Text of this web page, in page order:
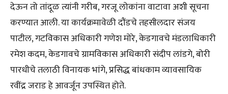
देऊन तो तांदूळ त्यांनी गरीब, गरजू लोकांना वाटावा अशी सूचना
करण्यात आली. या कार्यक्रमावेळी दौंडचे तहसीलदार संजय
पाटील, गटविकास अधिकारी गणेश मोरे, केडगावचे मंडलाधिकारी
रमेश कदम, केडगावचे ग्रामविकास अधिकारी संदीप लांडगे, बोरी
पारधीचे तलाठी विनायक भांगे, प्रसिद्ध बांधकाम व्यावसायिक
रवींद्र जराड हे आवर्जून उपस्थित होते.